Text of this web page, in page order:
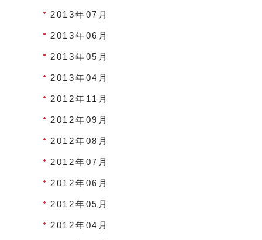
2013年07月
2013年06月
2013年05月
2013年04月
2012年11月
2012年09月
2012年08月
2012年07月
2012年06月
2012年05月
2012年04月